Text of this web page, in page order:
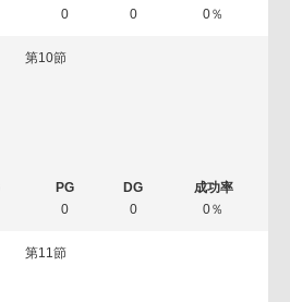
0 0 0％
第10節
0 0 0％
第11節